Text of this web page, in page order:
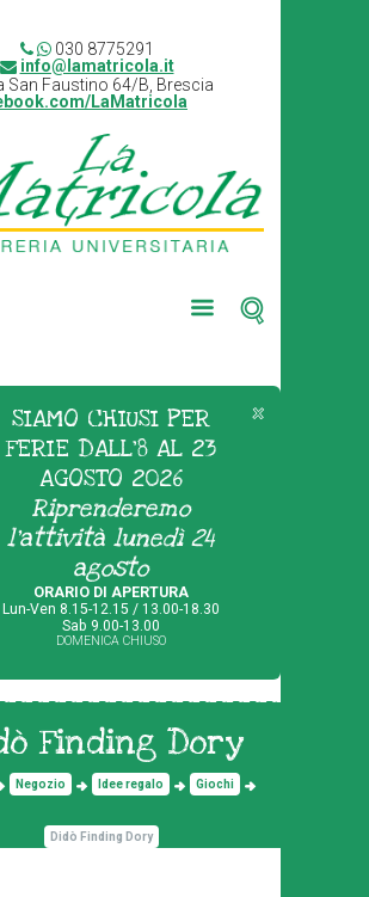
030 8775291
info@lamatricola.it
San Faustino 64/B, Brescia
LaMatricola
SIAMO CHIUSI PER
FERIE DALL'8 AL 23
AGOSTO 2026
Riprenderemo
l'attività lunedì 24
agosto
ORARIO DI APERTURA
Lun-Ven 8.15-12.15 / 13.00-18.30
Sab 9.00-13.00
DOMENICA CHIUSO
Finding Dory
Negozio Idee regalo Giochi
Didò Finding Dory